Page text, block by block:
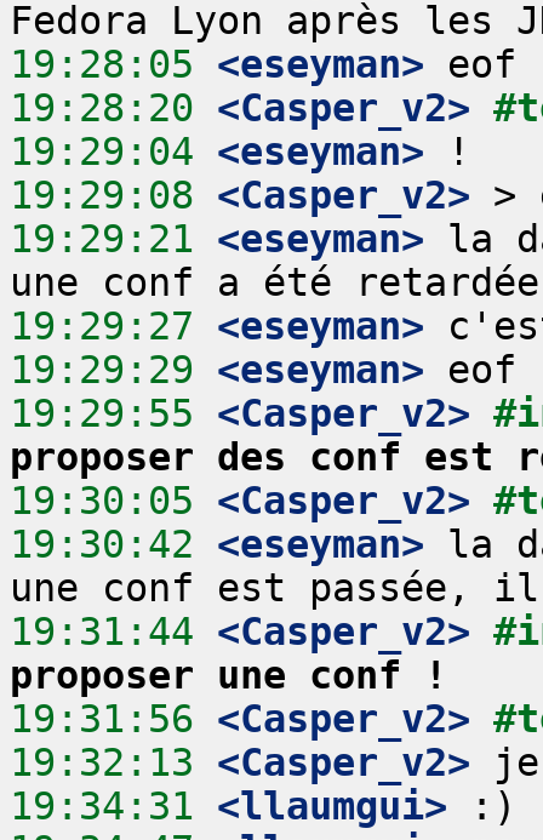
19:28:05 <eseyman>
19:28:20 <Casper_v2>
19:29:04 <eseyman>
19:29:08 <Casper_v2>
19:29:21 <eseyman> la
19:29:27 <eseyman>
19:29:29 <eseyman>
19:29:55 <Casper_v2>
proposer des conf est
19:30:05 <Casper_v2>
19:30:42 <eseyman> la
19:31:44 <Casper_v2>
proposer une conf !
19:31:56 <Casper_v2>
19:32:13 <Casper_v2>
19:34:31 <llaumgui>